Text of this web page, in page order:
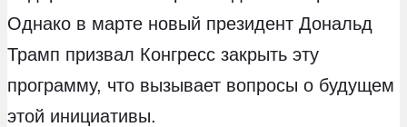
Однако в марте новый президент Дональд
Трамп призвал Конгресс закрыть эту
программу, что вызывает вопросы о будущем
этой инициативы.